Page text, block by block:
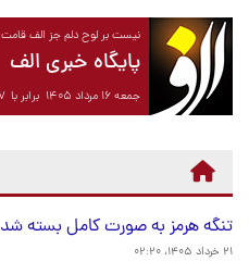
نیست بر لوح دلم جز الف قامت
پایگاه خبری الف
جمعه ۱۶ مرداد ۱۴۰۵ برابر با ۰۷ آگوست ۲۰۲۶
تنگه هرمز به صورت کامل بسته شد
۲۱ خرداد ۱۴۰۵، ۰۲:۲۰